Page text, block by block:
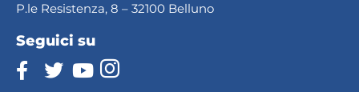
P.le Resistenza, 8 – 32100 Belluno
Seguici su